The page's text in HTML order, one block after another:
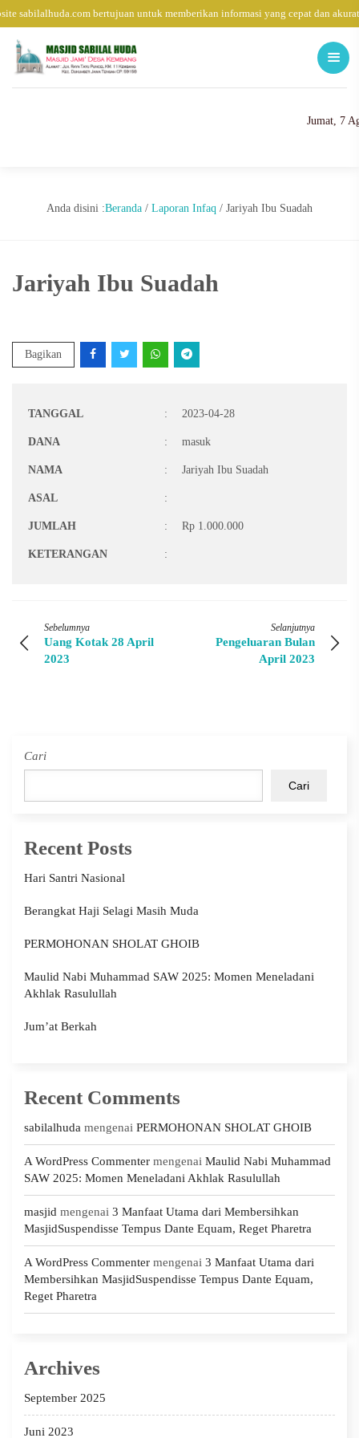
sabilalhuda.com bertujuan untuk memberikan informasi yang cepat dan
Jumat, 7
Anda disini :Beranda / Laporan Infaq / Jariyah Ibu Suadah
Jariyah Ibu Suadah
Bagikan
TANGGAL : 2023-04-28
DANA : masuk
NAMA : Jariyah Ibu Suadah
ASAL :
JUMLAH : Rp 1.000.000
KETERANGAN :
Sebelumnya
Uang Kotak 28 April
2023
Selanjutnya
Pengeluaran Bulan
April 2023
Cari
Cari
Recent Posts
Hari Santri Nasional
Berangkat Haji Selagi Masih Muda
PERMOHONAN SHOLAT GHOIB
Maulid Nabi Muhammad SAW 2025: Momen Meneladani
Akhlak Rasulullah
Jum’at Berkah
Recent Comments
sabilalhuda mengenai PERMOHONAN SHOLAT GHOIB
A WordPress Commenter mengenai Maulid Nabi Muhammad
SAW 2025: Momen Meneladani Akhlak Rasulullah
masjid mengenai 3 Manfaat Utama dari Membersihkan
MasjidSuspendisse Tempus Dante Equam, Reget Pharetra
A WordPress Commenter mengenai 3 Manfaat Utama dari
Membersihkan MasjidSuspendisse Tempus Dante Equam,
Reget Pharetra
Archives
September 2025
Juni 2023